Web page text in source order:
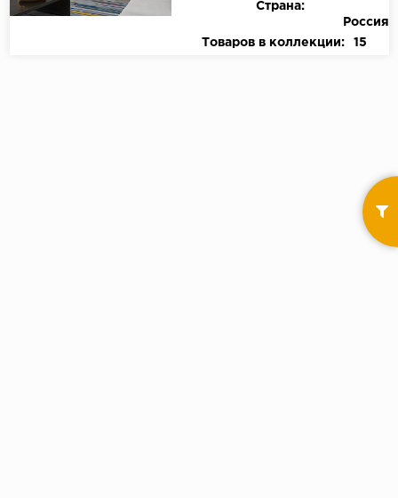
Страна:
Россия
Товаров в коллекции:
15